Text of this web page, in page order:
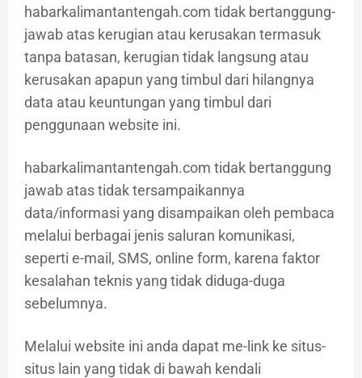
habarkalimantantengah.com tidak bertanggung-
jawab atas kerugian atau kerusakan termasuk
tanpa batasan, kerugian tidak langsung atau
kerusakan apapun yang timbul dari hilangnya
data atau keuntungan yang timbul dari
penggunaan website ini.
habarkalimantantengah.com tidak bertanggung
jawab atas tidak tersampaikannya
data/informasi yang disampaikan oleh pembaca
melalui berbagai jenis saluran komunikasi,
seperti e-mail, SMS, online form, karena faktor
kesalahan teknis yang tidak diduga-duga
sebelumnya.
Melalui website ini anda dapat me-link ke situs-
situs lain yang tidak di bawah kendali